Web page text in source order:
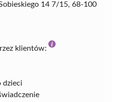
14 7/15, 68-100
klientów:
dzieci